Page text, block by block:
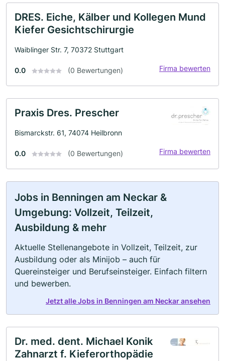
DRES. Eiche, Kälber und Kollegen Mund
Kiefer Gesichtschirurgie
Waiblinger Str. 7, 70372 Stuttgart
0.0 (0 Bewertungen) Firma bewerten
Praxis Dres. Prescher
Bismarckstr. 61, 74074 Heilbronn
0.0 (0 Bewertungen) Firma bewerten
Jobs in Benningen am Neckar &
Umgebung: Vollzeit, Teilzeit,
Ausbildung & mehr
Aktuelle Stellenangebote in Vollzeit, Teilzeit, zur
Ausbildung oder als Minijob – auch für
Quereinsteiger und Berufseinsteiger. Einfach filtern
und bewerben.
Jetzt alle Jobs in Benningen am Neckar ansehen
Dr. med. dent. Michael Konik
Zahnarzt f. Kieferorthopädie